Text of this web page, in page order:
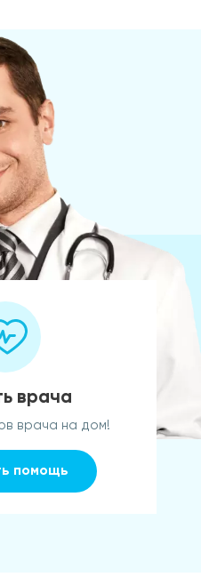
врача
врача на дом!
помощь